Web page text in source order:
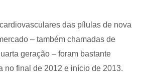
das pílulas de nova
– também chamadas de
geração – foram bastante
no final de 2012 e início de 2013.